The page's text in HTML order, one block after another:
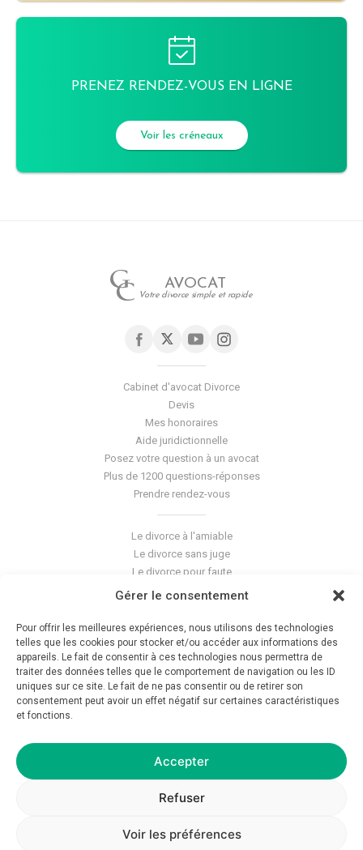
Gérer le consentement
Pour offrir les meilleures expériences, nous utilisons des technologies
telles que les cookies pour stocker et/ou accéder aux informations des
appareils. Le fait de consentir à ces technologies nous permettra de
traiter des données telles que le comportement de navigation ou les ID
uniques sur ce site. Le fait de ne pas consentir ou de retirer son
consentement peut avoir un effet négatif sur certaines caractéristiques
et fonctions.
Accepter
Refuser
Voir les préférences
PRENEZ RENDEZ-VOUS EN LIGNE
Voir les créneaux
AVOCAT
Votre divorce simple et rapide
Cabinet d'avocat Divorce
Devis
Mes honoraires
Aide juridictionnelle
Posez votre question à un avocat
Plus de 1200 questions-réponses
Prendre rendez-vous
Le divorce à l'amiable
Le divorce sans juge
Le divorce pour faute
Le divorce accepté
La séparation de corps
Les violences conjugales
Le blog du cabinet
Glossaire
Déontologie
Politique de confidentialité